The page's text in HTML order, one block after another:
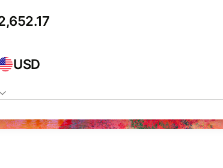
USD